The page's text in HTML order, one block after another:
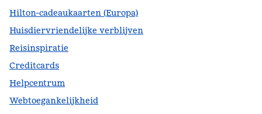
Hilton-cadeaukaarten (Europa)
Huisdiervriendelijke verblijven
Reisinspiratie
Creditcards
Helpcentrum
Webtoegankelijkheid